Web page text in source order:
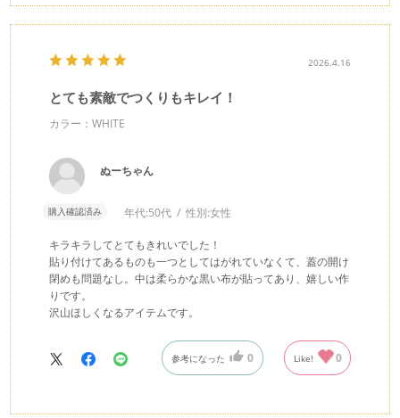
2026.4.16
とても素敵でつくりもキレイ！
カラー：WHITE
ぬーちゃん
購入確認済み 年代:50代 性別:女性
キラキラしてとてもきれいでした！
貼り付けてあるものも一つとしてはがれていなくて、蓋の開け
閉めも問題なし。中は柔らかな黒い布が貼ってあり、嬉しい作
りです。
沢山ほしくなるアイテムです。
参考になった 0 Like! 0